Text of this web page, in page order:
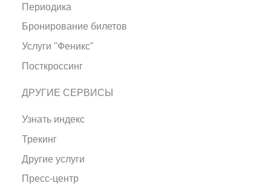
Периодика
Бронирование билетов
Услуги "Феникс"
Посткроссинг
ДРУГИЕ СЕРВИСЫ
Узнать индекс
Трекинг
Другие услуги
Пресс-центр